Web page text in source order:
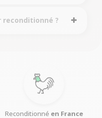
reconditionné ?
Reconditionné en France